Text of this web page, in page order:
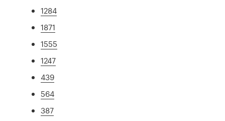
1284
1871
1555
1247
439
564
387